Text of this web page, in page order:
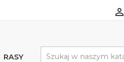

RASY